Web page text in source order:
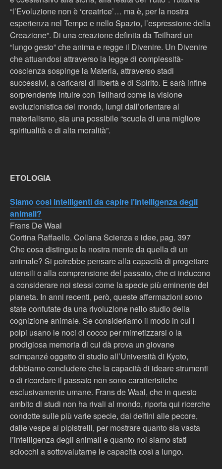
“l’Evoluzione non è ‘creatrice’… ma è, per la nostra
esperienza nel Tempo e nello Spazio, l’espressione della
Creazione”. Di una creazione definita da Teilhard un
“lungo gesto” che anima e regge il Divenire. Un Divenire
che attuandosi attraverso la legge di complessità-
coscienza sospinge la Materia, attraverso stadi
successivi, a caricarsi di libertà e di Spirito. E sarà infine
sorprendente intuire con Teilhard come la visione
evoluzionistica del mondo, lungi dall’orientare al
materialismo, sia una possibile “scuola di una migliore
spiritualità e di alta moralità”.
ETOLOGIA
Siamo così intelligenti da capire l’intelligenza degli
animali?
Frans De Waal
Cortina Raffaello. Collana Scienza e idee, pag. 397
Che cosa distingue la nostra mente da quella di un
animale? Si potrebbe pensare alla capacità di progettare
utensili o alla comprensione del passato, che ci inducono
a considerare noi stessi come la specie più eminente del
pianeta. In anni recenti, però, queste affermazioni sono
state confutate da una rivoluzione nello studio della
cognizione animale. Se consideriamo il modo in cui i
polpi usano le noci di cocco per mimetizzarsi o la
prodigiosa memoria di cui dà prova un giovane
scimpanzé oggetto di studio all’Università di Kyoto,
dobbiamo concludere che la capacità di ideare strumenti
o di ricordare il passato non sono caratteristiche
esclusivamente umane. Frans de Waal, che in questo
ambito di studi non ha rivali al mondo, riporta qui ricerche
condotte sulle più varie specie, dai delfini alle pecore,
dalle vespe ai pipistrelli, per mostrare quanto sia vasta
l’intelligenza degli animali e quanto noi siamo stati
sciocchi a sottovalutarne le capacità così a lungo.